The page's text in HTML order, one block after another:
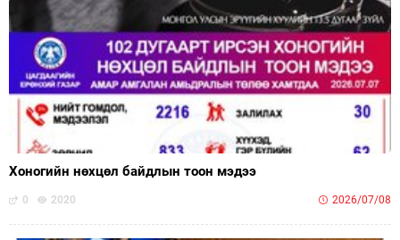
Хоногийн нөхцөл байдлын тоон мэдээ
0 2020 2026/07/08